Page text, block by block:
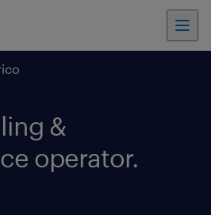
&
operator.